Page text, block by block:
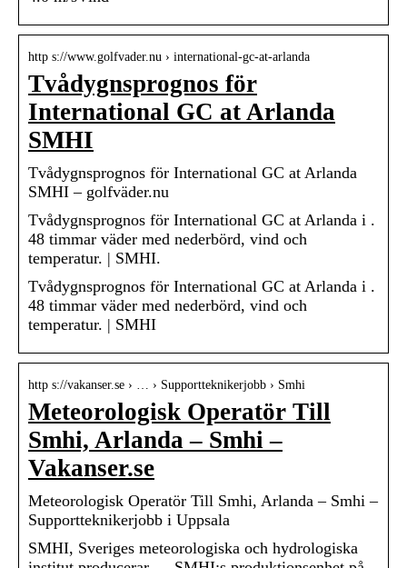
http s://www.golfvader.nu › international-gc-at-arlanda
Tvådygnsprognos för
International GC at Arlanda
SMHI
Tvådygnsprognos för International GC at Arlanda
SMHI – golfväder.nu
Tvådygnsprognos för International GC at Arlanda i .
48 timmar väder med nederbörd, vind och
temperatur. | SMHI.
Tvådygnsprognos för International GC at Arlanda i .
48 timmar väder med nederbörd, vind och
temperatur. | SMHI
http s://vakanser.se › … › Supportteknikerjobb › Smhi
Meteorologisk Operatör Till
Smhi, Arlanda – Smhi –
Vakanser.se
Meteorologisk Operatör Till Smhi, Arlanda – Smhi –
Supportteknikerjobb i Uppsala
SMHI, Sveriges meteorologiska och hydrologiska